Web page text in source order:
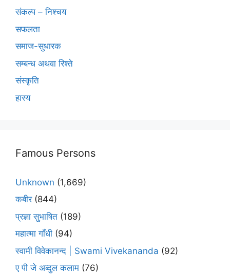
संकल्प – निश्चय
सफलता
समाज-सुधारक
सम्बन्ध अथवा रिश्ते
संस्कृति
हास्य
Famous Persons
Unknown (1,669)
कबीर(844)
प्रज्ञा सुभाषित (189)
महात्मा गाँधी (94)
स्वामी विवेकानन्द | Swami Vivekananda (92)
ए पी जे अब्दुल कलाम (76)